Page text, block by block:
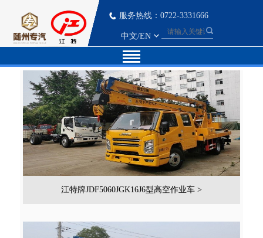
服务热线：0722-3331666
中文/EN
江特牌JDF5060JGK16J6型高空作业车 >